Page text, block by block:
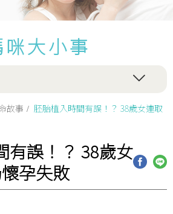
咪大小事
故事
胚胎植入時間有誤！？ 38歲女連取
有誤！？ 38歲女
孕失敗